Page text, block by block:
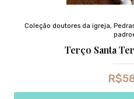
Coleção doutores da igreja,
Terço Santa
R$